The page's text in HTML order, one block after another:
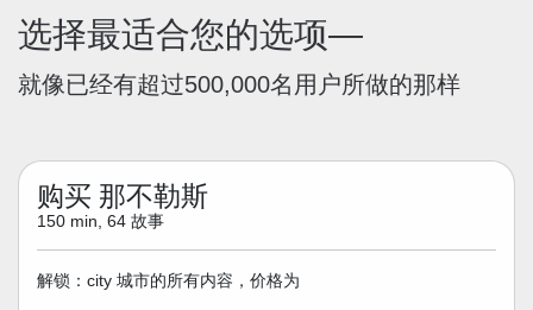
选择最适合您的选项—
就像已经有超过500,000名用户所做的那样
购买 那不勒斯
150 min, 64 故事
解锁：city 城市的所有内容，价格为